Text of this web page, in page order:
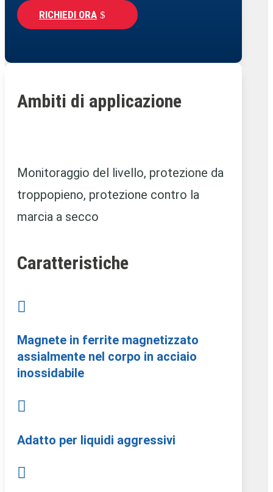
RICHIEDI ORA
Ambiti di applicazione
Monitoraggio del livello, protezione da
troppopieno, protezione contro la
marcia a secco
Caratteristiche

Magnete in ferrite magnetizzato
assialmente nel corpo in acciaio
inossidabile

Adatto per liquidi aggressivi
